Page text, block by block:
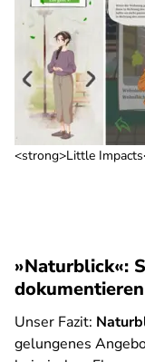
<strong>Little
»Naturblick«:
dokumentieren
Unser Fazit:
gelungenes